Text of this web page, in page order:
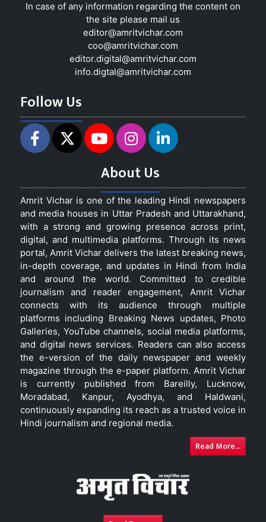
In case of any information regarding the content on
the site please mail us
editor@amritvichar.com
coo@amritvichar.com
editor.digital@amritvichar.com
info.digtal@amritvichar.com
Follow Us
About Us
Amrit Vichar is one of the leading Hindi newspapers
and media houses in Uttar Pradesh and Uttarakhand,
with a strong and growing presence across print,
digital, and multimedia platforms. Through its news
portal, Amrit Vichar delivers the latest breaking news,
in-depth coverage, and updates in Hindi from India
and around the world. Committed to credible
journalism and reader engagement, Amrit Vichar
connects with its audience through multiple
platforms including Breaking News updates, Photo
Galleries, YouTube channels, social media platforms,
and digital news services. Readers can also access
the e-version of the daily newspaper and weekly
magazine through the e-paper platform. Amrit Vichar
is currently published from Bareilly, Lucknow,
Moradabad, Kanpur, Ayodhya, and Haldwani,
continuously expanding its reach as a trusted voice in
Hindi journalism and regional media.
Read More...